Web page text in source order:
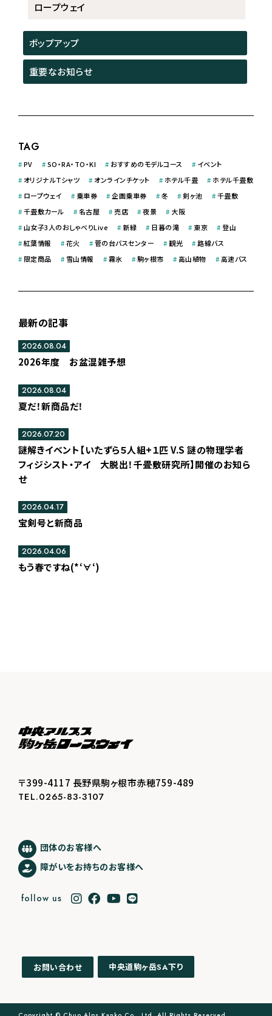
ロープウェイ
ポップアップ
重要なお知らせ
TAG
#PV #SO・RA・TO・KI #おすすめのモデルコース # イベント
# オリジナルＴシャツ # オンラインチケット # ホテル千畳 # ホテル千畳敷
# ロープウェイ # 乗車券 #企画乗車券 #冬 #剣ヶ池 #千畳敷
#千畳敷カール #名古屋 #売店 #夜景 # 大阪
#山女子3人のおしゃべりLive # 新緑 # 日暮の滝 #東京 #登山
#紅葉情報 #花火 #菅の台バスセンター # 観光 # 路線バス
# 限定商品 # 雪山情報 #霧氷 #駒ヶ根市 #高山植物 #高速バス
最新の記事
2026年度 お盆混雑予想
2026.08.04
夏だ！新商品だ！
2026.08.04
謎解きイベント【いたずら５人組+１匹 V.S 謎の物理学者
フィジシスト・アイ 大脱出！千畳敷研究所】開催のお知ら
せ
2026.07.20
宝剣号と新商品
2026.04.17
もう春ですね(*‘∀‘)
2026.04.06
〒399-4117 長野県駒ヶ根市赤穂759-489
TEL.0265-83-3107
団体のお客様へ
障がいをお持ちのお客様へ
follow us
お問い合わせ 中央道駒ヶ岳SA下り